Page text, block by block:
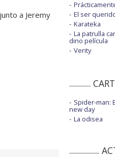
a Jeremy
El ser
Karateka
La patrulla
dino película
Verity
Spider-man:
new day
La odisea